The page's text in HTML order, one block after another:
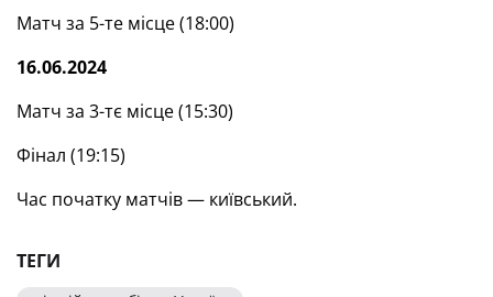
Матч за 5-те місце (18:00)
16.06.2024
Матч за 3-тє місце (15:30)
Фінал (19:15)
Час початку матчів — київський.
ТЕГИ